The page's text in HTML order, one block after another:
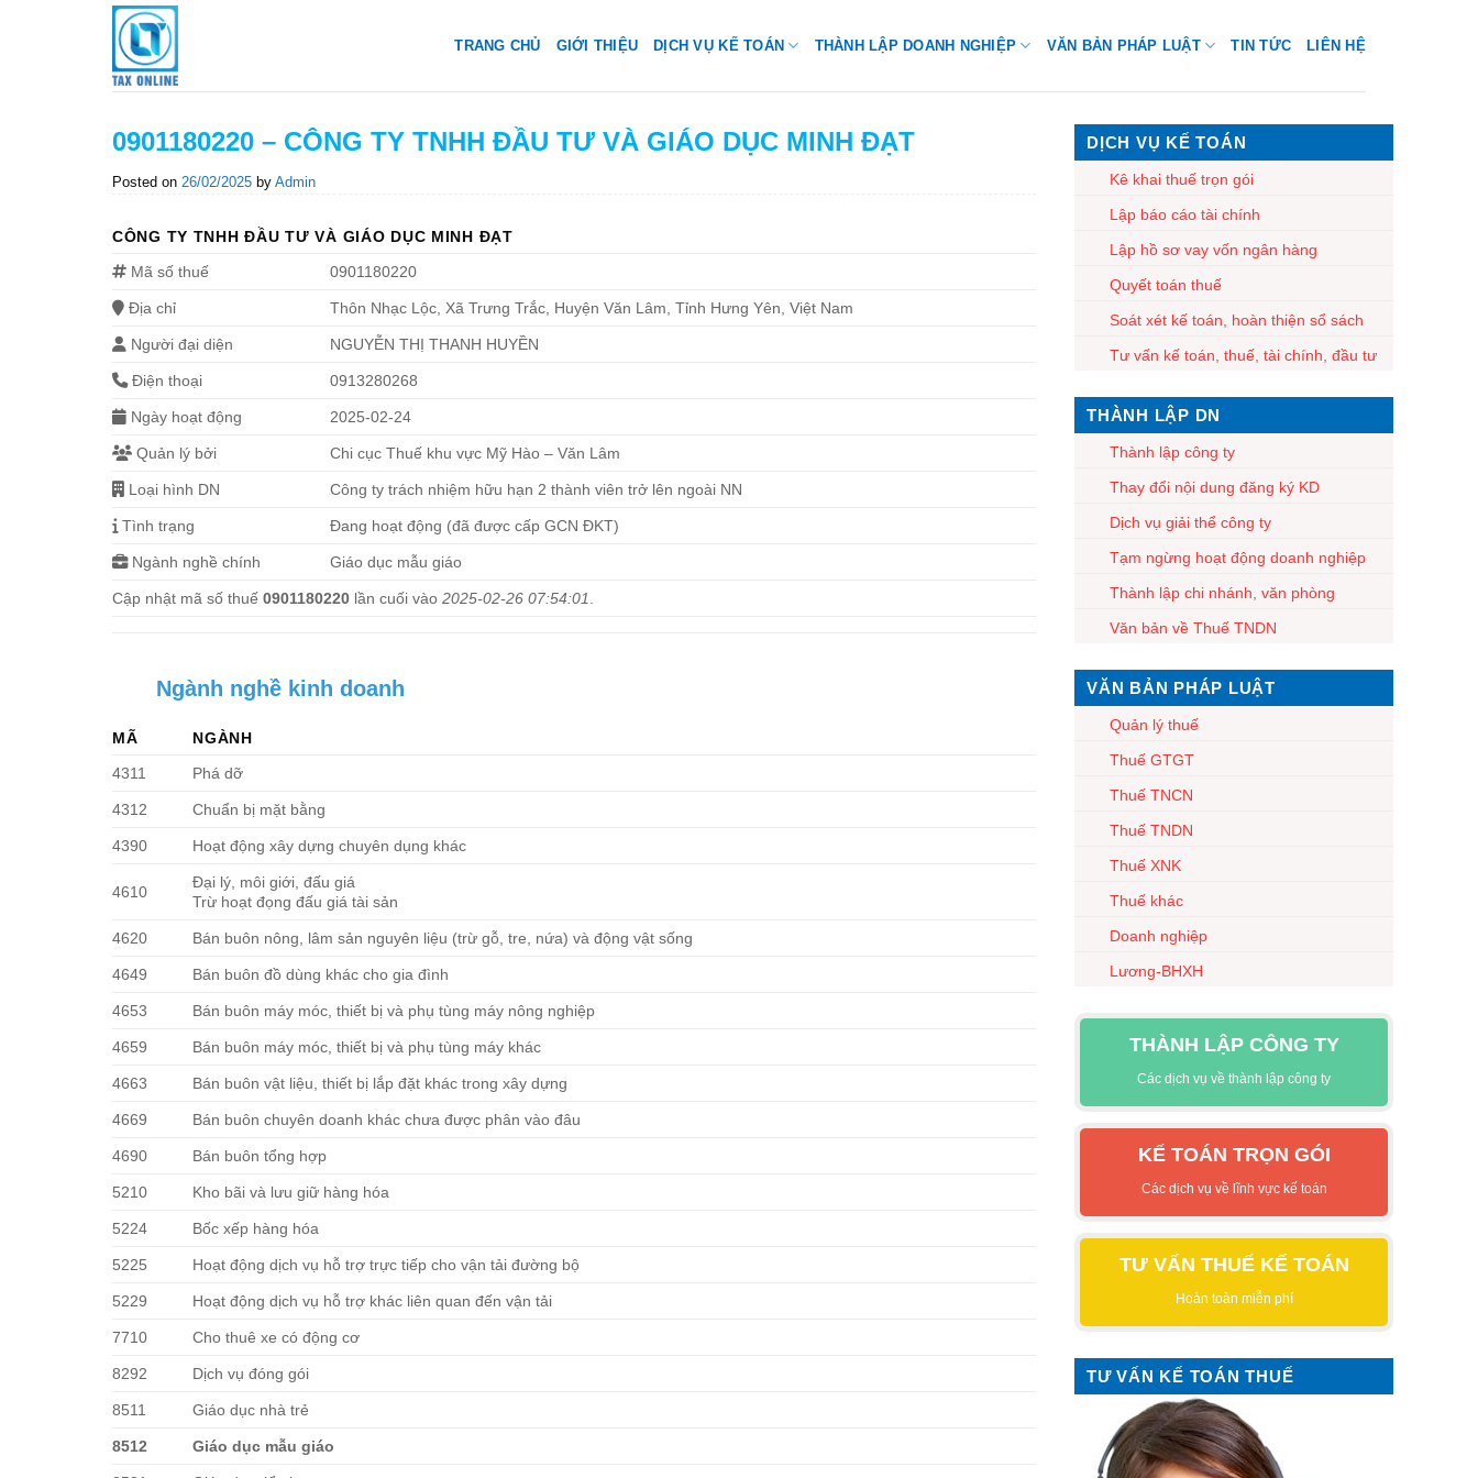
TRANG CHỦ GIỚI THIỆU DỊCH VỤ KẾ TOÁN THÀNH LẬP DOANH NGHIỆP VĂN BẢN PHÁP LUẬT TIN TỨC LIÊN HỆ
0901180220 – CÔNG TY TNHH ĐẦU TƯ VÀ GIÁO DỤC MINH ĐẠT
Posted on 26/02/2025 by Admin
CÔNG TY TNHH ĐẦU TƯ VÀ GIÁO DỤC MINH ĐẠT
Mã số thuế
0901180220
Địa chỉ Thôn Nhạc Lộc, Xã Trưng Trắc, Huyện Văn Lâm, Tỉnh Hưng Yên, Việt Nam
Người đại diện NGUYỄN THỊ THANH HUYỀN
Điện thoại 0913280268
Ngày hoạt động 2025-02-24
Quản lý bởi Chi cục Thuế khu vực Mỹ Hào – Văn Lâm
Loại hình DN Công ty trách nhiệm hữu hạn 2 thành viên trở lên ngoài NN
Tình trạng Đang hoạt động (đã được cấp GCN ĐKT)
Ngành nghề chính Giáo dục mẫu giáo
Cập nhật mã số thuế 0901180220 lần cuối vào 2025-02-26 07:54:01
Ngành nghề kinh doanh
MÃ
NGÀNH
4311
Phá dỡ
4312 Chuẩn bị mặt bằng
4390 Hoạt động xây dựng chuyên dụng khác
4610
Đại lý, môi giới, đấu giá
Trừ hoạt đọng đấu giá tài sản
4620 Bán buôn nông, lâm sản nguyên liệu (trừ gỗ, tre, nứa) và động vật sống
4649 Bán buôn đồ dùng khác cho gia đình
4653 Bán buôn máy móc, thiết bị và phụ tùng máy nông nghiệp
4659 Bán buôn máy móc, thiết bị và phụ tùng máy khác
4663 Bán buôn vật liệu, thiết bị lắp đặt khác trong xây dựng
4669 Bán buôn chuyên doanh khác chưa được phân vào đâu
4690 Bán buôn tổng hợp
5210 Kho bãi và lưu giữ hàng hóa
5224 Bốc xếp hàng hóa
5225 Hoạt động dịch vụ hỗ trợ trực tiếp cho vận tải đường bộ
5229 Hoạt động dịch vụ hỗ trợ khác liên quan đến vận tải
7710 Cho thuê xe có động cơ
8292 Dịch vụ đóng gói
8511 Giáo dục nhà trẻ
8512 Giáo dục mẫu giáo
DỊCH VỤ KẾ TOÁN
Kê khai thuế trọn gói
Lập báo cáo tài chính
Lập hồ sơ vay vốn ngân hàng
Quyết toán thuế
Soát xét kế toán, hoàn thiện sổ sách
Tư vấn kế toán, thuế, tài chính, đầu tư
THÀNH LẬP DN
Thành lập công ty
Thay đổi nội dung đăng ký KD
Dịch vụ giải thể công ty
Tạm ngừng hoạt động doanh nghiệp
Thành lập chi nhánh, văn phòng
Văn bản về Thuế TNDN
VĂN BẢN PHÁP LUẬT
Quản lý thuế
Thuế GTGT
Thuế TNCN
Thuế TNDN
Thuế XNK
Thuế khác
Doanh nghiệp
Lương-BHXH
THÀNH LẬP CÔNG TY
Các dịch vụ về thành lập công ty
KẾ TOÁN TRỌN GÓI
Các dịch vụ về lĩnh vực kế toán
TƯ VẤN THUẾ KẾ TOÁN
Hoàn toàn miễn phí
TƯ VẤN KẾ TOÁN THUẾ